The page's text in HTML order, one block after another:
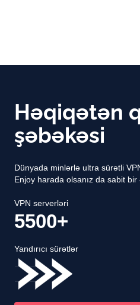
Həqiqətən
şəbəkəsi
Dünyada minlərlə ultra sürətli
Enjoy harada olsanız da sabit bir
VPN serverləri
5500+
Yandırıcı sürətlər